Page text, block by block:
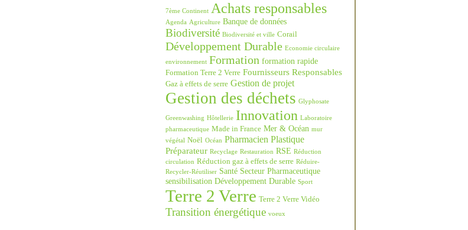
7ème Continent Achats responsables
Agenda Agriculture Banque de données
Biodiversité Biodiversité et ville Corail
Développement Durable Economie circulaire
environnement Formation formation rapide
Formation Terre 2 Verre Fournisseurs Responsables
Gaz à effets de serre Gestion de projet
Gestion des déchets Glyphosate
Greenwashing Hôtellerie Innovation Laboratoire
pharmaceutique Made in France Mer & Océan mur
végétal Noël Océan Pharmacien Plastique
Préparateur Recyclage Restauration RSE Réduction
circulation Réduction gaz à effets de serre Réduire-
Recycler-Réutiliser Santé Secteur Pharmaceutique
sensibilisation Développement Durable Sport
Terre 2 Verre Terre 2 Verre Vidéo
Transition énergétique voeux